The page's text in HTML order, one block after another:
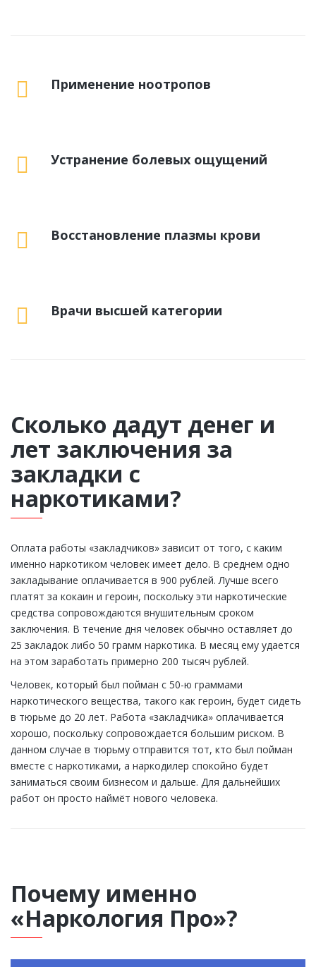
Применение ноотропов
Устранение болевых ощущений
Восстановление плазмы крови
Врачи высшей категории
Сколько дадут денег и
лет заключения за
закладки с
наркотиками?
Оплата работы «закладчиков» зависит от того, с каким
именно наркотиком человек имеет дело. В среднем одно
закладывание оплачивается в 900 рублей. Лучше всего
платят за кокаин и героин, поскольку эти наркотические
средства сопровождаются внушительным сроком
заключения. В течение дня человек обычно оставляет до
25 закладок либо 50 грамм наркотика. В месяц ему удается
на этом заработать примерно 200 тысяч рублей.
Человек, который был пойман с 50-ю граммами
наркотического вещества, такого как героин, будет сидеть
в тюрьме до 20 лет. Работа «закладчика» оплачивается
хорошо, поскольку сопровождается большим риском. В
данном случае в тюрьму отправится тот, кто был пойман
вместе с наркотиками, а наркодилер спокойно будет
заниматься своим бизнесом и дальше. Для дальнейших
работ он просто наймёт нового человека.
Почему именно
«Наркология Про»?